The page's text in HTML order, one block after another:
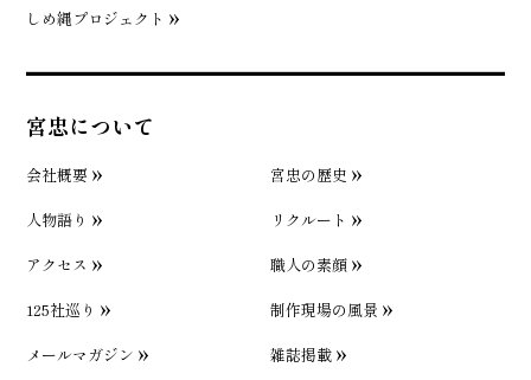
しめ縄プロジェクト
宮忠について
会社概要
宮忠の歴史
人物語り
リクルート
アクセス
職人の素顔
125社巡り
制作現場の風景
メールマガジン
雑誌掲載